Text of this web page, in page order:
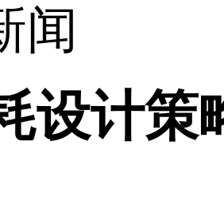
闻
设计策